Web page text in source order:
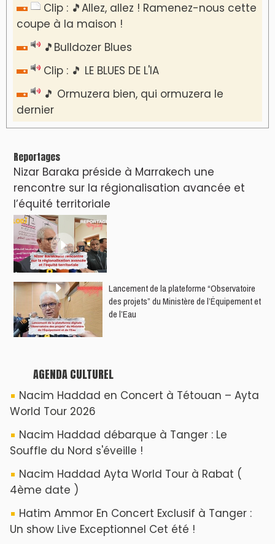
Clip : 🎵Allez, allez ! Ramenez-nous cette
coupe à la maison !
🎵Bulldozer Blues
Clip : 🎵 LE BLUES DE L'IA
🎵 Ormuzera bien, qui ormuzera le
dernier
Reportages
Nizar Baraka préside à Marrakech une
rencontre sur la régionalisation avancée et
l’équité territoriale
​Lancement de la plateforme “Observatoire
des projets” du Ministère de l’Équipement et
de l’Eau
AGENDA CULTUREL
Nacim Haddad en Concert à Tétouan – Ayta
World Tour 2026
Nacim Haddad débarque à Tanger : Le
Souffle du Nord s'éveille !
Nacim Haddad Ayta World Tour à Rabat (
4ème date )
Hatim Ammor En Concert Exclusif à Tanger :
Un show Live Exceptionnel Cet été !